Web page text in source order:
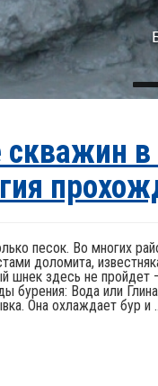
скважин
песок. Во многих
доломита,
шнек здесь не
бурения: Вода или
Она охлаждает бур и